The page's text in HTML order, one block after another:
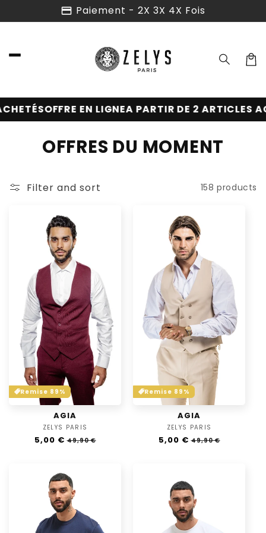
content
Paiement - 2X 3X 4X Fois
Cart
OFFRE EN LIGNE A PARTIR DE 2 ARTICLES
C
l
e
c
t
i
o
n
:
OFFRES DU MOMENT
Filter and sort 158 products
Remise 89%
AGIA
Vendor:
ZELYS PARIS
Regular
5,00 € Sale
49,90 €
Remise 89%
AGIA
Vendor:
ZELYS PARIS
Regular
5,00 € Sale
49,90 €